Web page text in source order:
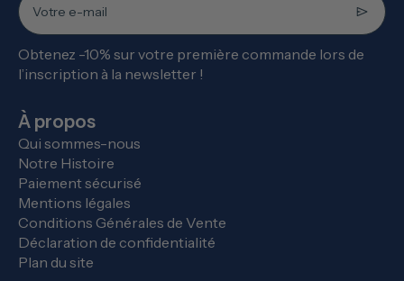
Votre e-mail
Obtenez -10% sur votre première commande lors de
l’inscription à la newsletter !
À propos
Qui sommes-nous
Notre Histoire
Paiement sécurisé
Mentions légales
Conditions Générales de Vente
Déclaration de confidentialité
Plan du site